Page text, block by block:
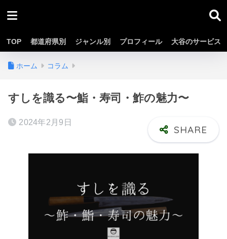
TOP 都道府県別 ジャンル別 プロフィール 大谷のサービス
ホーム コラム
すしを識る〜鮨・寿司・鮓の魅力〜
2024年2月9日